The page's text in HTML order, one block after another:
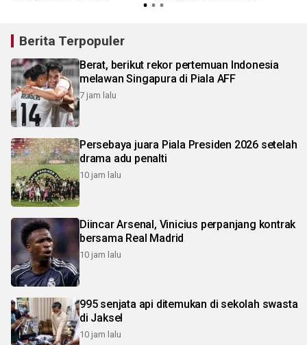
Berita Terpopuler
Berat, berikut rekor pertemuan Indonesia
melawan Singapura di Piala AFF
7 jam lalu
Persebaya juara Piala Presiden 2026 setelah
drama adu penalti
10 jam lalu
Diincar Arsenal, Vinicius perpanjang kontrak
bersama Real Madrid
10 jam lalu
995 senjata api ditemukan di sekolah swasta
di Jaksel
10 jam lalu